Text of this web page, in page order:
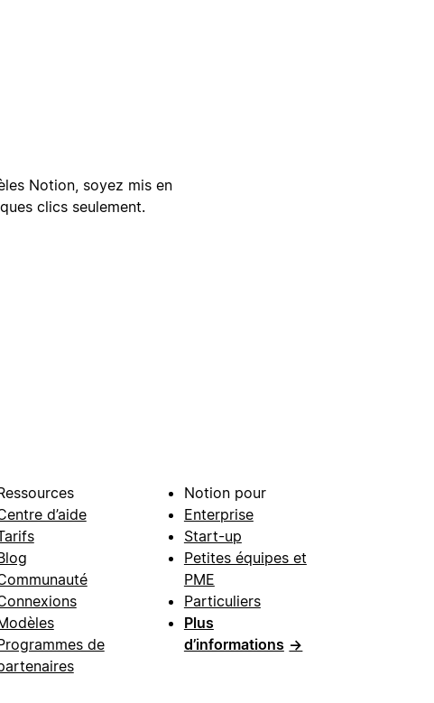
Notion, soyez mis en
clics seulement.
d’aide
de
Notion pour
Enterprise
Start-up
Petites équipes et
PME
Particuliers
Plus
d’informations →